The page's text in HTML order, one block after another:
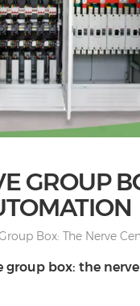
GROUP
Box: The Nerve
box: the